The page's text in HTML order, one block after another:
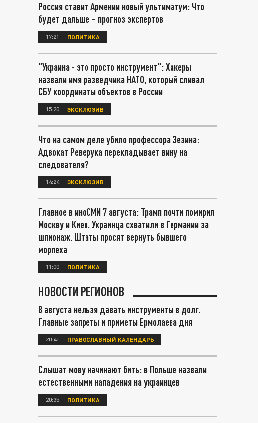
Россия ставит Армении новый ультиматум: Что
будет дальше – прогноз экспертов
17:21 ПОЛИТИКА
"Украина - это просто инструмент": Хакеры
назвали имя разведчика НАТО, который сливал
СБУ координаты объектов в России
15:20 ЭКСКЛЮЗИВ
Что на самом деле убило профессора Зезина:
Адвокат Реверука перекладывает вину на
следователя?
14:24 ЭКСКЛЮЗИВ
Главное в иноСМИ 7 августа: Трамп почти помирил
Москву и Киев. Украинца схватили в Германии за
шпионаж. Штаты просят вернуть бывшего
морпеха
11:00 ПОЛИТИКА
НОВОСТИ РЕГИОНОВ
8 августа нельзя давать инструменты в долг.
Главные запреты и приметы Ермолаева дня
20:41 ПРАВОСЛАВНЫЙ КАЛЕНДАРЬ
Слышат мову начинают бить: в Польше назвали
естественными нападения на украинцев
20:35 ПОЛИТИКА